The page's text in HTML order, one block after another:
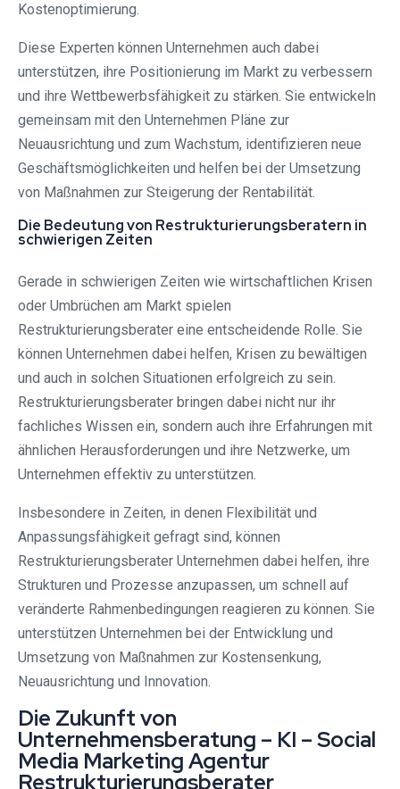
Kostenoptimierung.
Diese Experten können Unternehmen auch dabei
unterstützen, ihre Positionierung im Markt zu verbessern
und ihre Wettbewerbsfähigkeit zu stärken. Sie entwickeln
gemeinsam mit den Unternehmen Pläne zur
Neuausrichtung und zum Wachstum, identifizieren neue
Geschäftsmöglichkeiten und helfen bei der Umsetzung
von Maßnahmen zur Steigerung der Rentabilität.
Die Bedeutung von Restrukturierungsberatern in
schwierigen Zeiten
Gerade in schwierigen Zeiten wie wirtschaftlichen Krisen
oder Umbrüchen am Markt spielen
Restrukturierungsberater eine entscheidende Rolle. Sie
können Unternehmen dabei helfen, Krisen zu bewältigen
und auch in solchen Situationen erfolgreich zu sein.
Restrukturierungsberater bringen dabei nicht nur ihr
fachliches Wissen ein, sondern auch ihre Erfahrungen mit
ähnlichen Herausforderungen und ihre Netzwerke, um
Unternehmen effektiv zu unterstützen.
Insbesondere in Zeiten, in denen Flexibilität und
Anpassungsfähigkeit gefragt sind, können
Restrukturierungsberater Unternehmen dabei helfen, ihre
Strukturen und Prozesse anzupassen, um schnell auf
veränderte Rahmenbedingungen reagieren zu können. Sie
unterstützen Unternehmen bei der Entwicklung und
Umsetzung von Maßnahmen zur Kostensenkung,
Neuausrichtung und Innovation.
Die Zukunft von
Unternehmensberatung – KI – Social
Media Marketing Agentur
Restrukturierungsberater